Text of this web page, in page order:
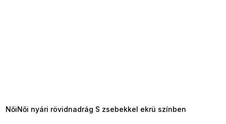
NőiNői nyári rövidnadrág S zsebekkel ekrü színben